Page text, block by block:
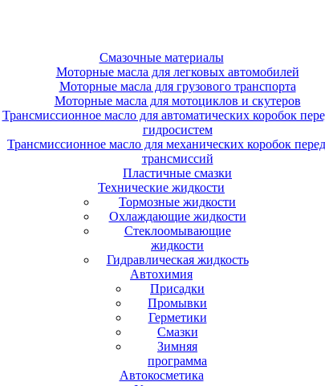
Смазочные материалы
Моторные масла для легковых автомобилей
Моторные масла для грузового транспорта
Моторные масла для мотоциклов и скутеров
Трансмиссионное масло для автоматических коробок
гидросистем
Трансмиссионное масло для механических коробок
трансмиссий
Пластичные смазки
Технические жидкости
Тормозные жидкости
Охлаждающие жидкости
Стеклоомывающие
жидкости
Гидравлическая жидкость
Автохимия
Присадки
Промывки
Герметики
Смазки
Зимняя
программа
Автокосметика